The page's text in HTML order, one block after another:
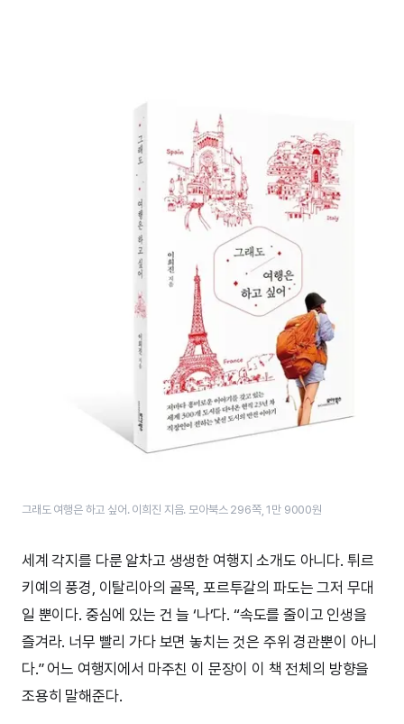
그래도 여행은 하고 싶어. 이희진 지음. 모아북스 296쪽, 1만 9000원
세계 각지를 다룬 알차고 생생한 여행지 소개도 아니다. 튀르
키예의 풍경, 이탈리아의 골목, 포르투갈의 파도는 그저 무대
일 뿐이다. 중심에 있는 건 늘 ‘나’다. “속도를 줄이고 인생을
즐겨라. 너무 빨리 가다 보면 놓치는 것은 주위 경관뿐이 아니
다.” 어느 여행지에서 마주친 이 문장이 이 책 전체의 방향을
조용히 말해준다.